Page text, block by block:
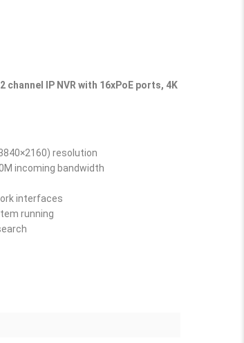
IP NVR with 16xPoE ports, 4K
resolution
incoming bandwidth
interfaces
running